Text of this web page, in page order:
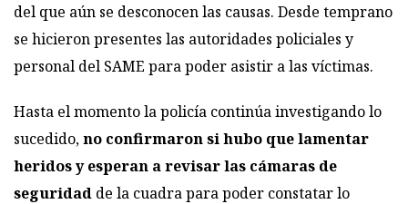
del que aún se desconocen las causas. Desde temprano
se hicieron presentes las autoridades policiales y
personal del SAME para poder asistir a las víctimas.
Hasta el momento la policía continúa investigando lo
sucedido,no confirmaron si hubo que lamentar
heridos y esperan a revisar las cámaras de
seguridad de la cuadra para poder constatar lo